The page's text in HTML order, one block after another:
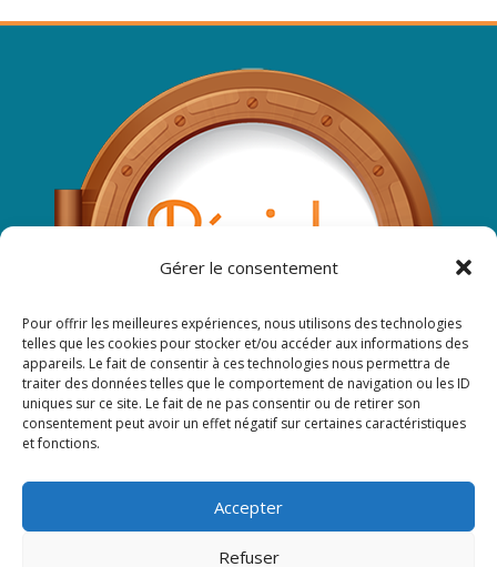
Gérer le consentement
Pour offrir les meilleures expériences, nous utilisons des technologies
telles que les cookies pour stocker et/ou accéder aux informations des
appareils. Le fait de consentir à ces technologies nous permettra de
traiter des données telles que le comportement de navigation ou les ID
uniques sur ce site. Le fait de ne pas consentir ou de retirer son
consentement peut avoir un effet négatif sur certaines caractéristiques
et fonctions.
Accepter
Refuser
Suivez-nous sur Facebook ...